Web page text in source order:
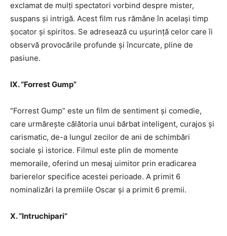
exclamat de mulți spectatori vorbind despre mister,
suspans și intrigă. Acest film rus rămâne în același timp
șocator și spiritos. Se adresează cu ușurință celor care îi
observă provocările profunde și încurcate, pline de
pasiune.
IX. “Forrest Gump”
“Forrest Gump” este un film de sentiment și comedie,
care urmărește călătoria unui bărbat inteligent, curajos și
carismatic, de-a lungul zecilor de ani de schimbări
sociale și istorice. Filmul este plin de momente
memoraile, oferind un mesaj uimitor prin eradicarea
barierelor specifice acestei perioade. A primit 6
nominalizări la premiile Oscar și a primit 6 premii.
X. “Intruchipari”